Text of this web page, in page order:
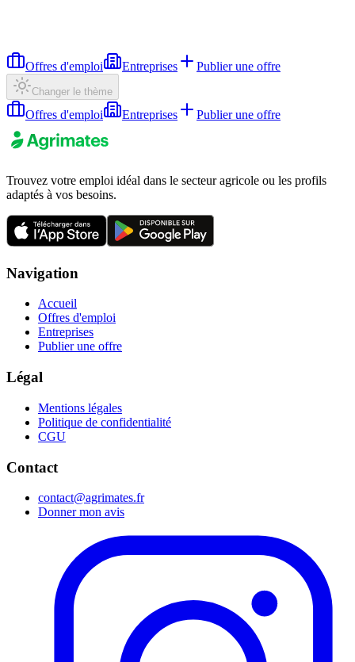
Offres d'emploi Entreprises Publier une offre
Changer le thème
Offres d'emploi Entreprises Publier une offre
Trouvez votre emploi idéal dans le secteur agricole ou les profils
adaptés à vos besoins.
Navigation
Accueil
Offres d'emploi
Entreprises
Publier une offre
Légal
Mentions légales
Politique de confidentialité
CGU
Contact
contact@agrimates.fr
Donner mon avis